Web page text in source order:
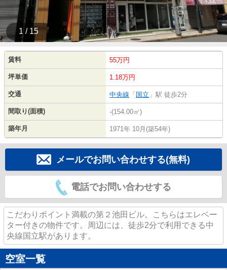
1 / 15
賃料 55万円
坪単価 1.18万円
交通 中央線 「 国立 」駅 徒歩2分
間取り(面積) -(154.00㎡)
築年月 1971年 10月(築54年)
メールでお問い合わせする(無料)
電話でお問い合わせする
こだわりポイント満載の第２池田ビル。こちらはエレベー
ター付きの物件です。周辺には、徒歩2分で利用できる中
央線国立駅があります。
空室一覧